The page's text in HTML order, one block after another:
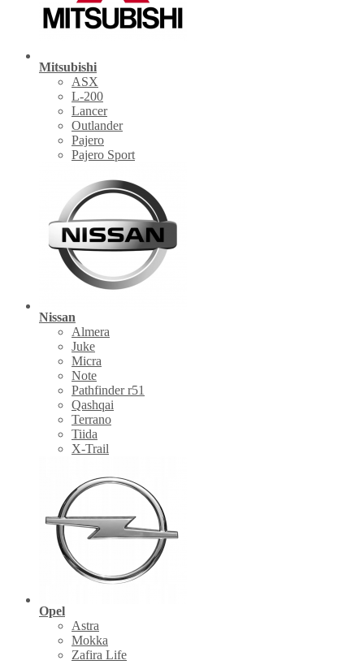
Mitsubishi
ASX
L-200
Lancer
Outlander
Pajero
Pajero Sport
Nissan
Almera
Juke
Micra
Note
Pathfinder r51
Qashqai
Terrano
Tiida
X-Trail
Opel
Astra
Mokka
Zafira Life